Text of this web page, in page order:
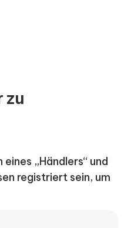
zu
„Händlers“ und
registriert sein, um